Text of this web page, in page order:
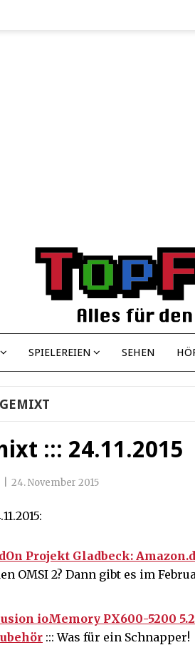
SPIELEREIEN SEHEN
::: 24.11.2015
24. November 2015
Projekt Gladbeck:
OMSI 2? Dann gibt es im
ioMemory PX600-5200
::: Was für ein Schnapper!